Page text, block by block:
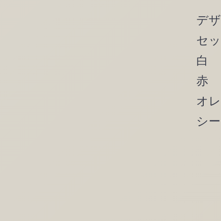
デ
セ
白
赤
オ
シ